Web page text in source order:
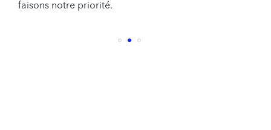
faisons notre priorité.